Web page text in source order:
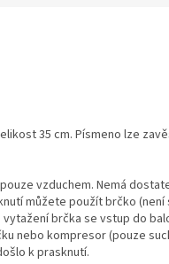
35 cm. Písmeno lze
vzduchem. Nemá
můžete použít brčko (není
brčka se vstup do
nebo kompresor (pouze
k prasknutí.